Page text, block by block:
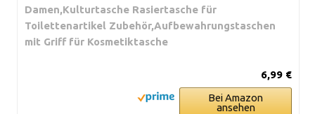
Damen,Kulturtasche Rasiertasche für
Toilettenartikel Zubehör,Aufbewahrungstaschen
mit Griff für Kosmetiktasche
6,99 €
Bei Amazon
ansehen